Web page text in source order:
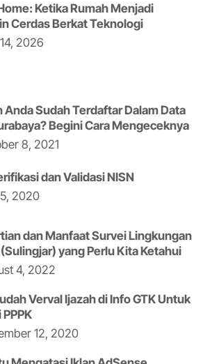
Ketika Rumah Menjadi
Cerdas Berkat Teknologi
2026
Anda Sudah Terdaftar Dalam Data
Begini Cara Mengeceknya
8, 2021
dan Validasi NISN
2020
dan Manfaat Survei Lingkungan
yang Perlu Kita Ketahui
4, 2022
Verval Ijazah di Info GTK Untuk
12, 2020